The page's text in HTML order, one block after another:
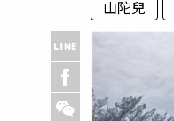
山陀兒